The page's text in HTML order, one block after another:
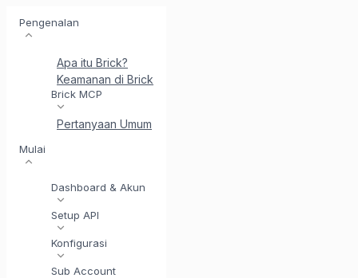
Pengenalan
Apa itu Brick?
Keamanan di Brick
Brick MCP
Pertanyaan Umum
Mulai
Dashboard & Akun
Setup API
Konfigurasi
Sub Account